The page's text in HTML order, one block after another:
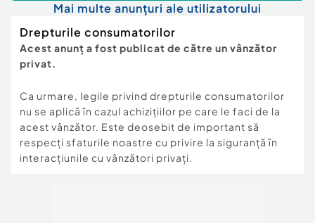
Mai multe anunțuri ale utilizatorului
Drepturile consumatorilor
Acest anunț a fost publicat de către un vânzător
privat.
Ca urmare, legile privind drepturile consumatorilor
nu se aplică în cazul achizițiilor pe care le faci de la
acest vânzător. Este deosebit de important să
respecți sfaturile noastre cu privire la siguranță în
interacțiunile cu vânzători privați.